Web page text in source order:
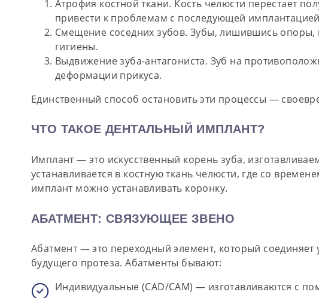
Атрофия костной ткани. Кость челюсти перестает
привести к проблемам с последующей
Смещение соседних зубов. Зубы, лишившись опоры,
гигиены.
Выдвижение зуба-антагониста. Зуб на
деформации прикуса.
Единственный способ остановить эти процессы —
ЧТО ТАКОЕ ДЕНТАЛЬНЫЙ ИМПЛАНТ?
Имплант — это искусственный корень зуба,
устанавливается в костную ткань челюсти, где со
имплант можно устанавливать коронку.
АБАТМЕНТ: СВЯЗУЮЩЕЕ ЗВЕНО
Абатмент— это переходный элемент, который соединяет
будущего протеза. Абатменты бывают:
Индивидуальные (CAD/CAM) — изготавливаются с